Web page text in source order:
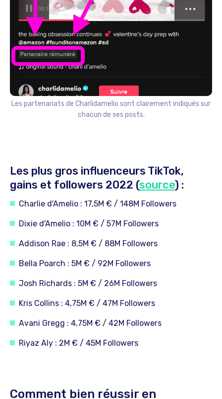
Les partenariats de Charlidamelio sont clairement indiqués sur
chacun de ses posts.
Les plus gros influenceurs TikTok,
gains et followers 2022 (source) :
Charlie d'Amelio : 17,5M € / 148M Followers
Dixie d'Amelio : 10M € / 57M Followers
Addison Rae : 8,5M € / 88M Followers
Bella Poarch : 5M € / 92M Followers
Josh Richards : 5M € / 26M Followers
Kris Collins : 4,75M € / 47M Followers
Avani Gregg : 4,75M € / 42M Followers
Riyaz Aly : 2M € / 45M Followers
Comment bien réussir en